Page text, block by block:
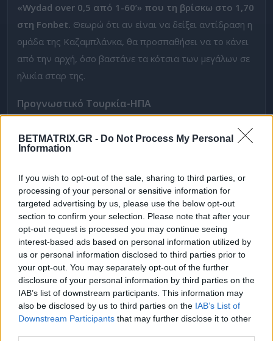
BETMATRIX.GR - Do Not Process My Personal
Information
If you wish to opt-out of the sale, sharing to third parties, or
processing of your personal or sensitive information for
targeted advertising by us, please use the below opt-out
section to confirm your selection. Please note that after your
opt-out request is processed you may continue seeing
interest-based ads based on personal information utilized by
us or personal information disclosed to third parties prior to
your opt-out. You may separately opt-out of the further
disclosure of your personal information by third parties on the
IAB’s list of downstream participants. This information may
also be disclosed by us to third parties on the IAB’s List of
Downstream Participants that may further disclose it to other
«Wydad over 0,5 από 1-60’» που τη βρίσκω στο 1,70
στη Fonbet. Θεωρώ ότι αν είναι να δείξει αντίδραση η
ομάδα της Καζαμπλάνκα, θα προσπαθήσει να το κάνει
από την αρχή, όσο βαστάνε τα κότσια των μεγάλων σε
ηλικία σταρ της.
Προγνωστικό Τουρκία-ΗΠΑ
Διάβασα πολύ αυτές τις ημέρες
τα κανόνια που βαράνε στη γειτονική μας χώρα για τον
τις 62 τελικές που δεν κατέληξαν στο τέρμα. Η
ομοσπονδία έσπευσε με ανακοίνωσή της να τον
στηρίξει, αλλά αυτά ξέρετε είναι τυπικά, όπως και στην
Ελλάδα. Ο ίδιος επισήμως λέει «αποτύχαμε», αλλά
στους γύρω του, όπως λέει το ρεπορτάζ, έλεγε «τι
θέλατε να κάνω, να μπω εγώ να βάλω γκολ; Καλά
παίξαμε αλλά μας γύρισε την πλάτη η τύχη».
Η Τουρκία μπορεί να μην περιμένει τίποτα
βαθμολογικό από το ματς με τις ΗΠΑ, αλλά η εικόνα